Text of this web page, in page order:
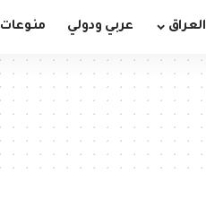
العراق عربي ودولي منوعات